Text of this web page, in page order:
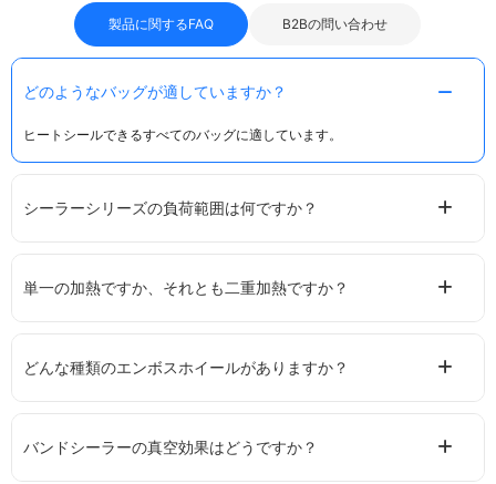
製品に関するFAQ B2Bの問い合わせ
どのようなバッグが適していますか？
ヒートシールできるすべてのバッグに適しています。
シーラーシリーズの負荷範囲は何ですか？
単一の加熱ですか、それとも二重加熱ですか？
どんな種類のエンボスホイールがありますか？
バンドシーラーの真空効果はどうですか？